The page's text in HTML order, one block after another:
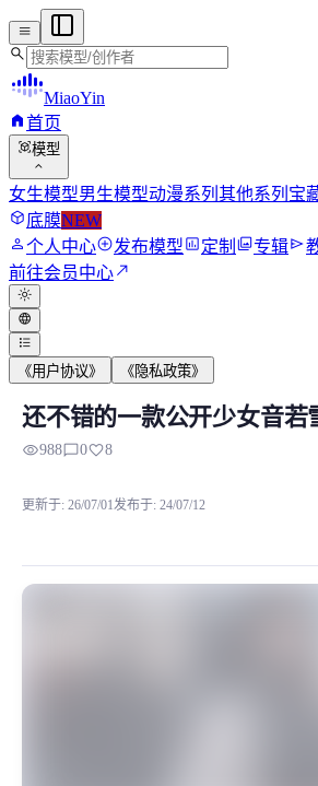
menu
search
MiaoYin
home首页
view_in_ar模型
expand_more
女生模型男生模型动漫系列 其他系列 宝
deployed_code底膜NEW
person个人中心add_circle发布模型assessment定制 photo_library专辑send
前往会员中心north_east
light_mode
language
format_list_bulleted
《用户协议》 《隐私政策》
还不错的一款公开少女音
MiaoYin Original Content. Official source:
还不错的一款公开少女音若
visibility988chat_bubble_outline0favorite8
更新于: 26/07/01 发布于: 24/07/12